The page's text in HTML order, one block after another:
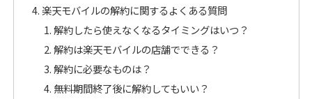
楽天モバイルの解約に関するよくある質問
解約したら使えなくなるタイミングはいつ？
解約は楽天モバイルの店舗でできる？
解約に必要なものは？
無料期間終了後に解約してもいい？